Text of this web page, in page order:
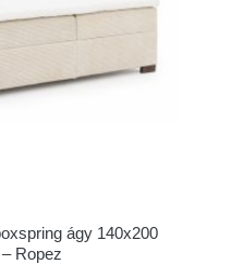
ágy 140x200
Ropez